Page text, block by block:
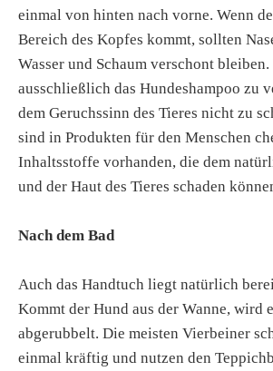
einmal von hinten nach vorne. Wenn
Bereich des Kopfes kommt, sollten
Wasser und Schaum verschont
ausschließlich das Hundeshampoo zu
dem Geruchssinn des Tieres nicht zu
sind in Produkten für den Menschen
Inhaltsstoffe vorhanden, die dem
und der Haut des Tieres schaden
Nach dem Bad
Auch das Handtuch liegt natürlich
Kommt der Hund aus der Wanne, wird
abgerubbelt. Die meisten Vierbeiner
einmal kräftig und nutzen den